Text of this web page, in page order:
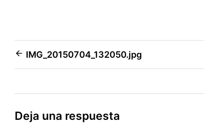
Navegación
de
entradas
IMG_20150704_132050.jpg
Deja una respuesta